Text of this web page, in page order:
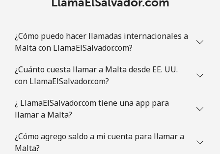
¿Cómo puedo hacer llamadas internacionales a
Malta con LlamaElSalvador.com?
¿Cuánto cuesta llamar a Malta desde EE. UU.
con LlamaElSalvador.com?
¿ LlamaElSalvador.com tiene una app para
llamar a Malta?
¿Cómo agrego saldo a mi cuenta para llamar a
Malta?